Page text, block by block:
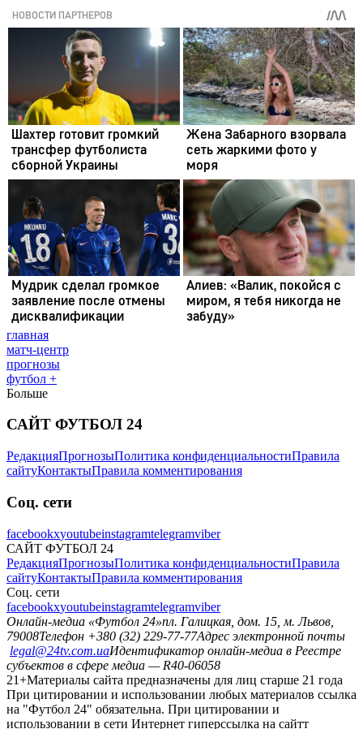
главная
матч-центр
прогнозы
футбол +
Больше
САЙТ ФУТБОЛ 24
РедакцияПрогнозыПолитика конфиденциальностиПравила
сайтуКонтактыПравила комментирования
Соц. сети
facebookxyoutubeinstagramtelegramviber
САЙТ ФУТБОЛ 24
РедакцияПрогнозыПолитика конфиденциальностиПравила
сайтуКонтактыПравила комментирования
Соц. сети
facebookxyoutubeinstagramtelegramviber
Онлайн-медиа «Футбол 24»пл. Галицкая, дом. 15, м. Львов,
79008Телефон +380 (32) 229-77-77Адрес электронной почты
legal@24tv.com.uaИдентификатор онлайн-медиа в Реестре
субъектов в сфере медиа — R40-06058
21+Материалы сайта предназначены для лиц старше 21 года
При цитировании и использовании любых материалов ссылка
на "Футбол 24" обязательна. При цитировании и
использовании в сети Интернет гиперссылка на сайтт